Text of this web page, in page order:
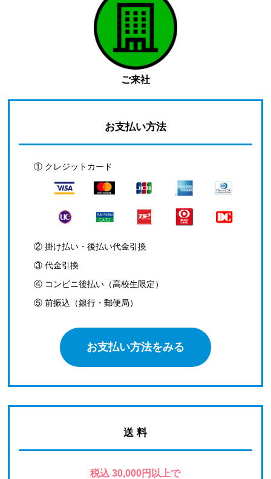
ご来社
お支払い方法
① クレジットカード
② 掛け払い・後払い代金引換
③ 代金引換
④ コンビニ後払い（高校生限定）
⑤ 前振込（銀行・郵便局）
お支払い方法をみる
送 料
税込 30,000円以上で